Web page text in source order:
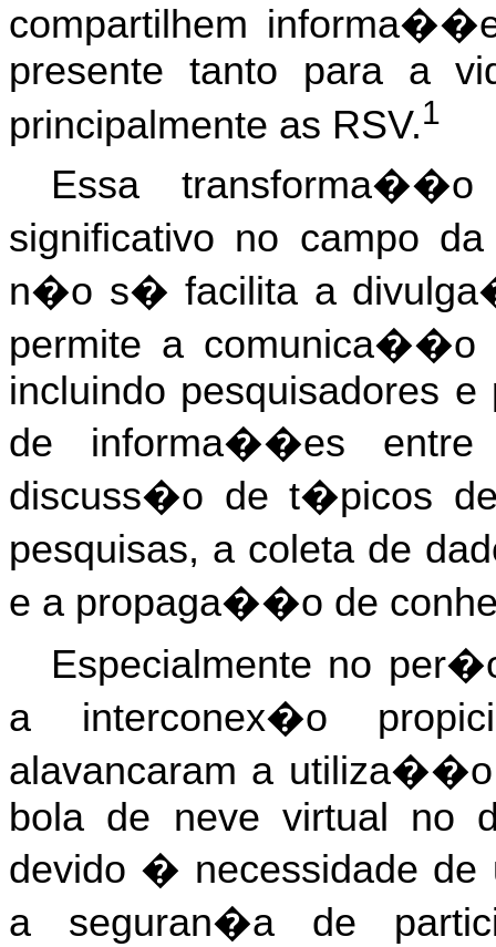
compartilhem
presente tanto para a
principalmente as RSV.1
Essa
significativo no campo
n�o s� facilita a
permite a comunica��o
incluindo pesquisadores
de informa��es
discuss�o de t�picos
pesquisas, a coleta de
e a propaga��o de
Especialmente no
a interconex�o
alavancaram a
bola de neve virtual no
devido � necessidade de
a seguran�a de